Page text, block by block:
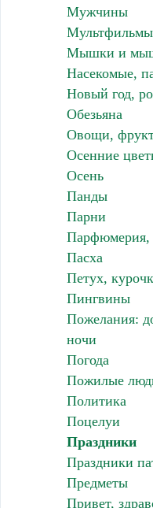
Мужчины
Мультфильмы
Мышки и
Насекомые,
Новый год,
Обезьяна
Овощи,
Осенние
Осень
Панды
Парни
Парфюмерия,
Пасха
Петух,
Пингвины
Пожелания:
ночи
Погода
Пожилые
Политика
Поцелуи
Праздники
Праздники
Предметы
Привет,